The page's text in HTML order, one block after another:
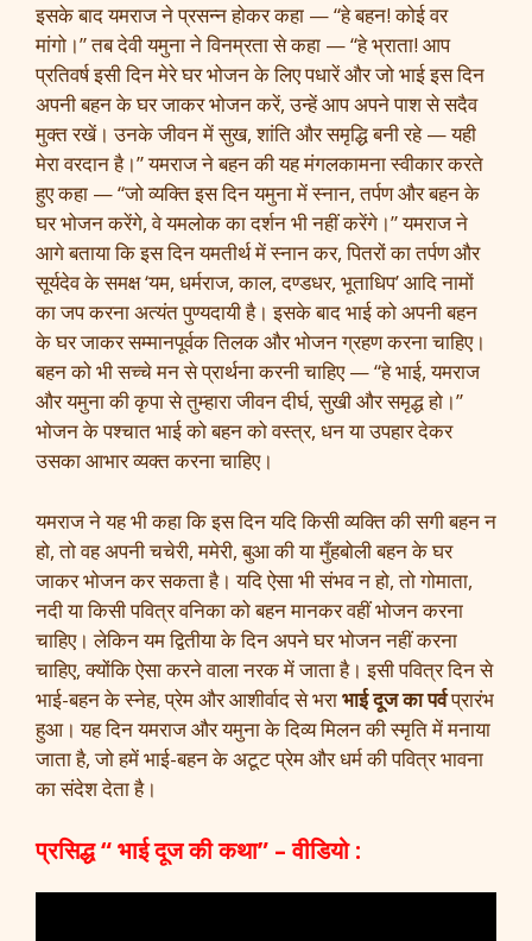
इसके बाद यमराज ने प्रसन्न होकर कहा — “हे बहन! कोई वर
मांगो।” तब देवी यमुना ने विनम्रता से कहा — “हे भ्राता! आप
प्रतिवर्ष इसी दिन मेरे घर भोजन के लिए पधारें और जो भाई इस दिन
अपनी बहन के घर जाकर भोजन करें, उन्हें आप अपने पाश से सदैव
मुक्त रखें। उनके जीवन में सुख, शांति और समृद्धि बनी रहे — यही
मेरा वरदान है।” यमराज ने बहन की यह मंगलकामना स्वीकार करते
हुए कहा — “जो व्यक्ति इस दिन यमुना में स्नान, तर्पण और बहन के
घर भोजन करेंगे, वे यमलोक का दर्शन भी नहीं करेंगे।” यमराज ने
आगे बताया कि इस दिन यमतीर्थ में स्नान कर, पितरों का तर्पण और
सूर्यदेव के समक्ष ‘यम, धर्मराज, काल, दण्डधर, भूताधिप’ आदि नामों
का जप करना अत्यंत पुण्यदायी है। इसके बाद भाई को अपनी बहन
के घर जाकर सम्मानपूर्वक तिलक और भोजन ग्रहण करना चाहिए।
बहन को भी सच्चे मन से प्रार्थना करनी चाहिए — “हे भाई, यमराज
और यमुना की कृपा से तुम्हारा जीवन दीर्घ, सुखी और समृद्ध हो।”
भोजन के पश्चात भाई को बहन को वस्त्र, धन या उपहार देकर
उसका आभार व्यक्त करना चाहिए।
यमराज ने यह भी कहा कि इस दिन यदि किसी व्यक्ति की सगी बहन न
हो, तो वह अपनी चचेरी, ममेरी, बुआ की या मुँहबोली बहन के घर
जाकर भोजन कर सकता है। यदि ऐसा भी संभव न हो, तो गोमाता,
नदी या किसी पवित्र वनिका को बहन मानकर वहीं भोजन करना
चाहिए। लेकिन यम द्वितीया के दिन अपने घर भोजन नहीं करना
चाहिए, क्योंकि ऐसा करने वाला नरक में जाता है। इसी पवित्र दिन से
भाई-बहन के स्नेह, प्रेम और आशीर्वाद से भराभाई दूज का पर्वप्रारंभ
हुआ। यह दिन यमराज और यमुना के दिव्य मिलन की स्मृति में मनाया
जाता है, जो हमें भाई-बहन के अटूट प्रेम और धर्म की पवित्र भावना
का संदेश देता है।
प्रसिद्ध “ भाई दूज की कथा” – वीडियो :